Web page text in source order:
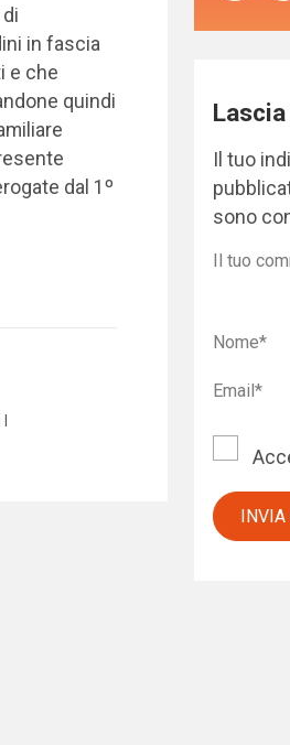
in fascia
e che
quindi
dal 1º
Il tuo
sono